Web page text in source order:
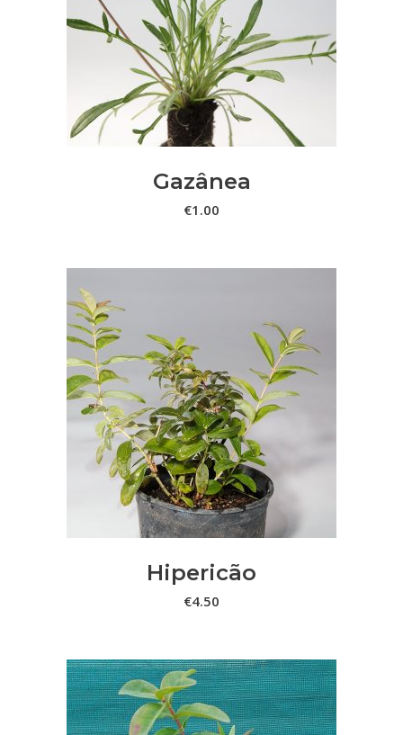
LER MAIS
Gazânea
€1.00
ADICIONAR
Hipericão
€4.50